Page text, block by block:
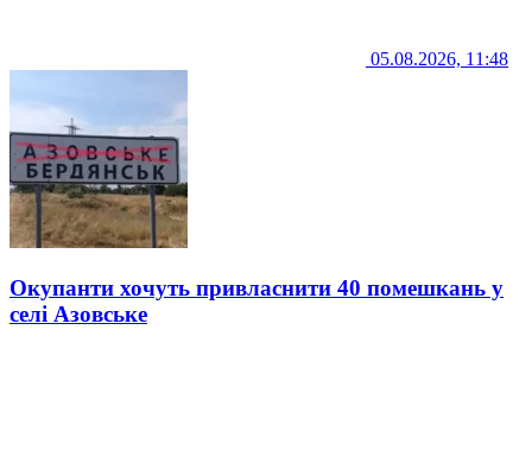
05.08.2026, 11:48
Окупанти хочуть привласнити 40 помешкань у
селі Азовське